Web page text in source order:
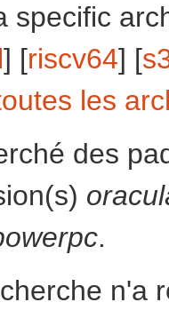
specific
] [riscv64] [
les
des
.
n'a